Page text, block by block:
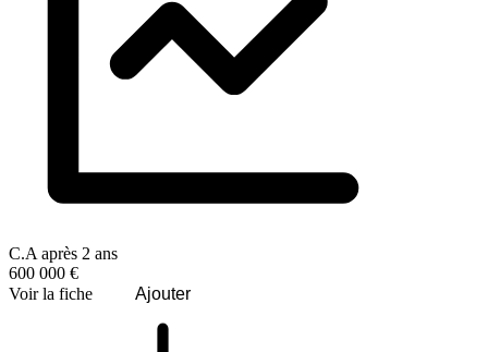
C.A après 2 ans
600 000 €
Voir la fiche
Ajouter